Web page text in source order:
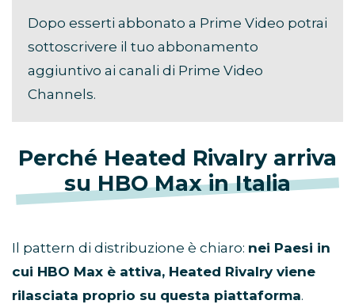
Dopo esserti abbonato a Prime Video potrai
sottoscrivere il tuo abbonamento
aggiuntivo ai canali di Prime Video
Channels.
Perché Heated Rivalry arriva
su HBO Max in Italia
Il pattern di distribuzione è chiaro: nei Paesi in
cui HBO Max è attiva, Heated Rivalry viene
rilasciata proprio su questa piattaforma.